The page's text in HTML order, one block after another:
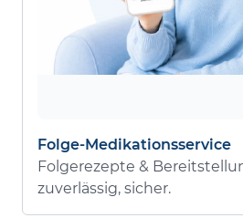
Folge-Medikationsservice
Folgerezepte &
zuverlässig, sicher.